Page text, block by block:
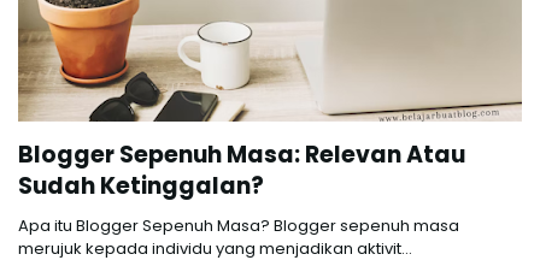
Blogger Sepenuh Masa: Relevan Atau
Sudah Ketinggalan?
Apa itu Blogger Sepenuh Masa? Blogger sepenuh masa
merujuk kepada individu yang menjadikan aktivit…